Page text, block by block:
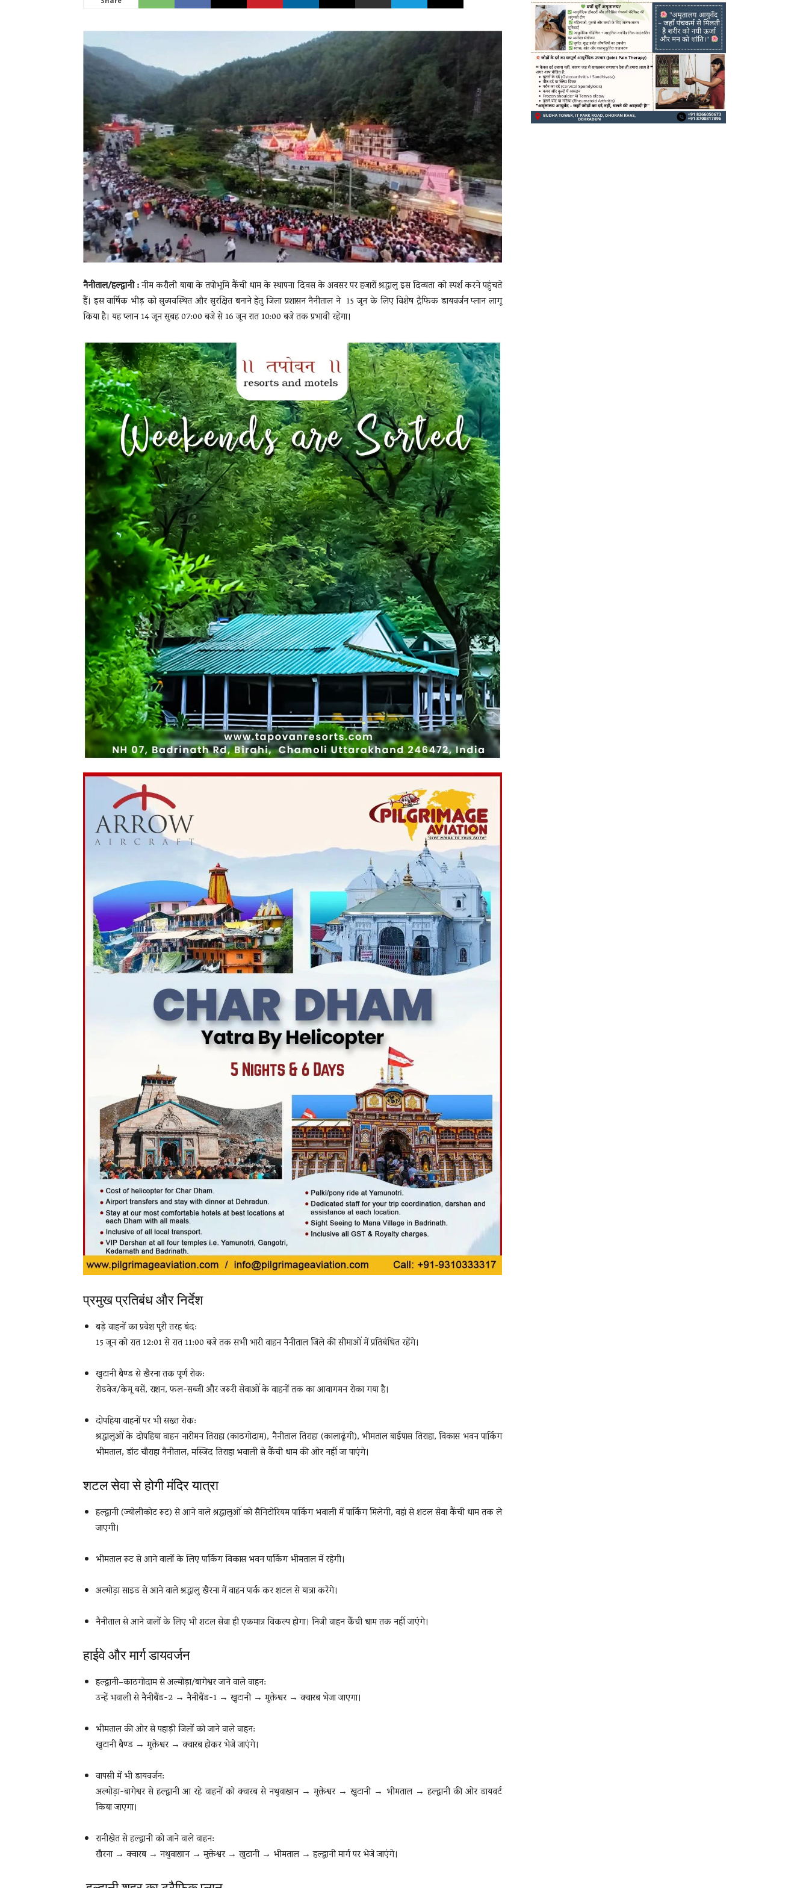
LIVE
नैनीताल/हल्द्वानी :नीम करौली बाबा के तपोभूमि कैंची धाम के स्थापना दिवस के अवसर पर हजारों श्रद्धालु इस दिव्यता को स्पर्श करने पहुंचते
हैं। इस वार्षिक भीड़ को सुव्यवस्थित और सुरक्षित बनाने हेतु जिला प्रशासन नैनीताल ने 15 जून के लिए विशेष ट्रैफिक डायवर्जन प्लान लागू
किया है। यह प्लान 14 जून सुबह 07:00 बजे से 16 जून रात 10:00 बजे तक प्रभावी रहेगा।
प्रमुख प्रतिबंध और निर्देश
बड़े वाहनों का प्रवेश पूरी तरह बंद:
15 जून को रात 12:01 से रात 11:00 बजे तक सभी भारी वाहन नैनीताल जिले की सीमाओं में प्रतिबंधित रहेंगे।
खुटानी बैण्ड से खैरना तक पूर्ण रोक:
रोडवेज/केमू बसें, राशन, फल-सब्जी और जरूरी सेवाओं के वाहनों तक का आवागमन रोका गया है।
दोपहिया वाहनों पर भी सख्त रोक:
श्रद्धालुओं के दोपहिया वाहन नारीमन तिराहा (काठगोदाम), नैनीताल तिराहा (कालाढूंगी), भीमताल बाईपास तिराहा, विकास भवन पार्किंग
भीमताल, डॉट चौराहा नैनीताल, मस्जिद तिराहा भवाली से कैंची धाम की ओर नहीं जा पाएंगे।
शटल सेवा से होगी मंदिर यात्रा
हल्द्वानी (ज्योलीकोट रूट) से आने वाले श्रद्धालुओं को सैनिटोरियम पार्किंग भवाली में पार्किंग मिलेगी, वहां से शटल सेवा कैंची धाम तक ले
जाएगी।
भीमताल रूट से आने वालों के लिए पार्किंग विकास भवन पार्किंग भीमताल में रहेगी।
अल्मोड़ा साइड से आने वाले श्रद्धालु खैरना में वाहन पार्क कर शटल से यात्रा करेंगे।
नैनीताल से आने वालों के लिए भी शटल सेवा ही एकमात्र विकल्प होगा। निजी वाहन कैंची धाम तक नहीं जाएंगे।
हाईवे और मार्ग डायवर्जन
हल्द्वानी–काठगोदाम से अल्मोड़ा/बागेश्वर जाने वाले वाहन:
उन्हें भवाली से नैनीबैंड-2 → नैनीबैंड-1 → खुटानी → मुक्तेश्वर → क्वारब भेजा जाएगा।
भीमताल की ओर से पहाड़ी जिलों को जाने वाले वाहन:
खुटानी बैण्ड → मुक्तेश्वर → क्वारब होकर भेजे जाएंगे।
वापसी में भी डायवर्जन:
अल्मोड़ा-बागेश्वर से हल्द्वानी आ रहे वाहनों को क्वारब से नथुवाखान → मुक्तेश्वर → खुटानी → भीमताल → हल्द्वानी की ओर डायवर्ट
किया जाएगा।
रानीखेत से हल्द्वानी को जाने वाले वाहन:
खैरना → क्वारब → नथुवाखान → मुक्तेश्वर → खुटानी → भीमताल → हल्द्वानी मार्ग पर भेजे जाएंगे।